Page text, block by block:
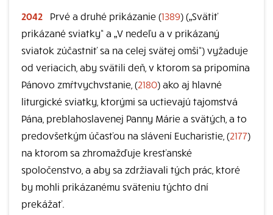
2042 Prvé a druhé prikázanie (1389) („Svätiť
prikázané sviatky“ a „V nedeľu a v prikázaný
sviatok zúčastniť sa na celej svätej omši“) vyžaduje
od veriacich, aby svätili deň, v ktorom sa pripomína
Pánovo zmŕtvychvstanie, (2180) ako aj hlavné
liturgické sviatky, ktorými sa uctievajú tajomstvá
Pána, preblahoslavenej Panny Márie a svätých, a to
predovšetkým účasťou na slávení Eucharistie, (2177)
na ktorom sa zhromažďuje kresťanské
spoločenstvo, a aby sa zdržiavali tých prác, ktoré
by mohli prikázanému sväteniu týchto dní
prekážať.